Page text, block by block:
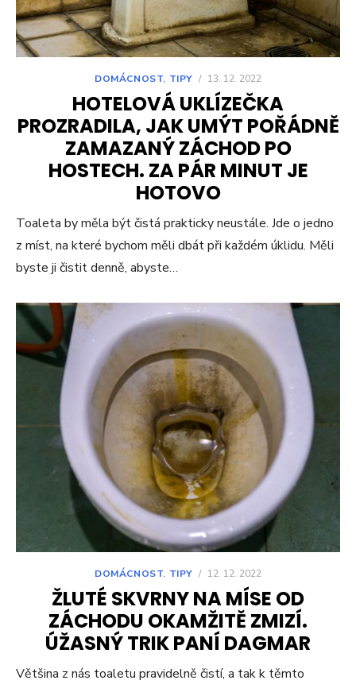
DOMÁCNOST, TIPY / 13. 12. 2022
HOTELOVÁ UKLÍZEČKA
PROZRADILA, JAK UMÝT POŘÁDNĚ
ZAMAZANÝ ZÁCHOD PO
HOSTECH. ZA PÁR MINUT JE
HOTOVO
Toaleta by měla být čistá prakticky neustále. Jde o jedno
z míst, na které bychom měli dbát při každém úklidu. Měli
byste ji čistit denně, abyste…
DOMÁCNOST, TIPY / 12. 12. 2022
ŽLUTÉ SKVRNY NA MÍSE OD
ZÁCHODU OKAMŽITĚ ZMIZÍ.
ÚŽASNÝ TRIK PANÍ DAGMAR
Většina z nás toaletu pravidelně čistí, a tak k těmto